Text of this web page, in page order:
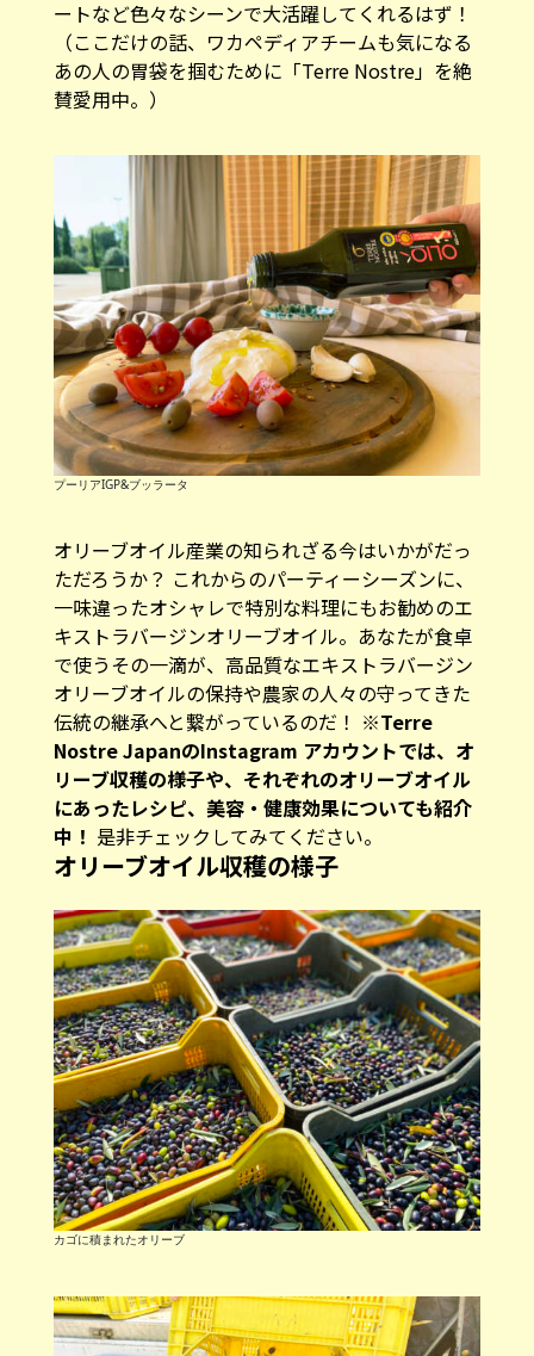
ートなど色々なシーンで大活躍してくれるはず！
（ここだけの話、ワカペディアチームも気になる
あの人の胃袋を掴むために「Terre Nostre」を絶
賛愛用中。）
プーリアIGP&ブッラータ
オリーブオイル産業の知られざる今はいかがだっ
ただろうか？ これからのパーティーシーズンに、
一味違ったオシャレで特別な料理にもお勧めのエ
キストラバージンオリーブオイル。あなたが食卓
で使うその一滴が、高品質なエキストラバージン
オリーブオイルの保持や農家の人々の守ってきた
伝統の継承へと繋がっているのだ！ ※Terre
Nostre JapanのInstagram アカウントでは、オ
リーブ収穫の様子や、それぞれのオリーブオイル
にあったレシピ、美容・健康効果についても紹介
中！ 是非チェックしてみてください。
オリーブオイル収穫の様子
カゴに積まれたオリーブ